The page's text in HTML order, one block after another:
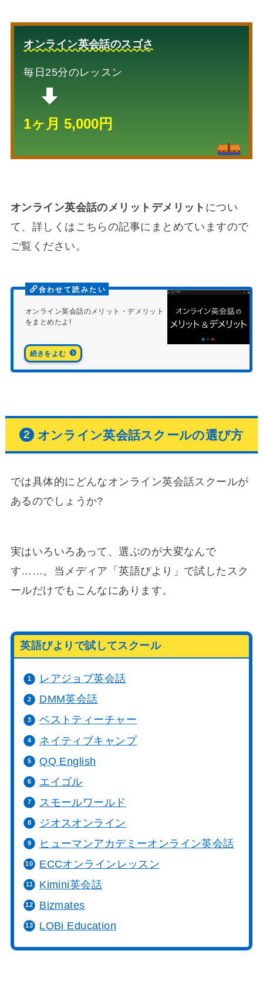
オンライン英会話のスゴさ
毎日25分のレッスン
1ヶ月 5,000円
オンライン英会話のメリットデメリット につい
て、詳しくはこちらの記事にまとめていますので
ご覧ください。
オンライン英会話のメリット・デメリット
をまとめたよ!
オンライン英会話スクールの選び方
では具体的にどんなオンライン英会話スクールが
あるのでしょうか?
実はいろいろあって、選ぶのが大変なんで
す……。当メディア「英語びより」で試したスク
ールだけでもこんなにあります。
英語びよりで試してスクール
レアジョブ英会話
DMM英会話
ベストティーチャー
ネイティブキャンプ
QQ English
エイゴル
スモールワールド
ジオスオンライン
ヒューマンアカデミーオンライン英会話
ECCオンラインレッスン
Kimini英会話
Bizmates
LOBi Education